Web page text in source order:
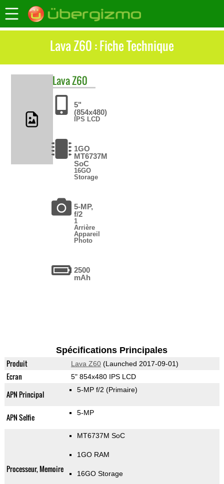
Lava Z60 : Fiche Technique
LavaZ60
5"
(854x480)
IPS LCD
1GO
MT6737M
SoC
16GO
Storage
5-MP,
f/2
1
Arrière
Appareil
Photo
2500
mAh
Spécifications Principales
Produit Lava Z60(Launched 2017-09-01)
Ecran 5" 854x480 IPS LCD
APN Principal 5-MP f/2 (Primaire)
APN Selfie 5-MP
Processeur, Memoire
MT6737M SoC
1GO RAM
16GO Storage